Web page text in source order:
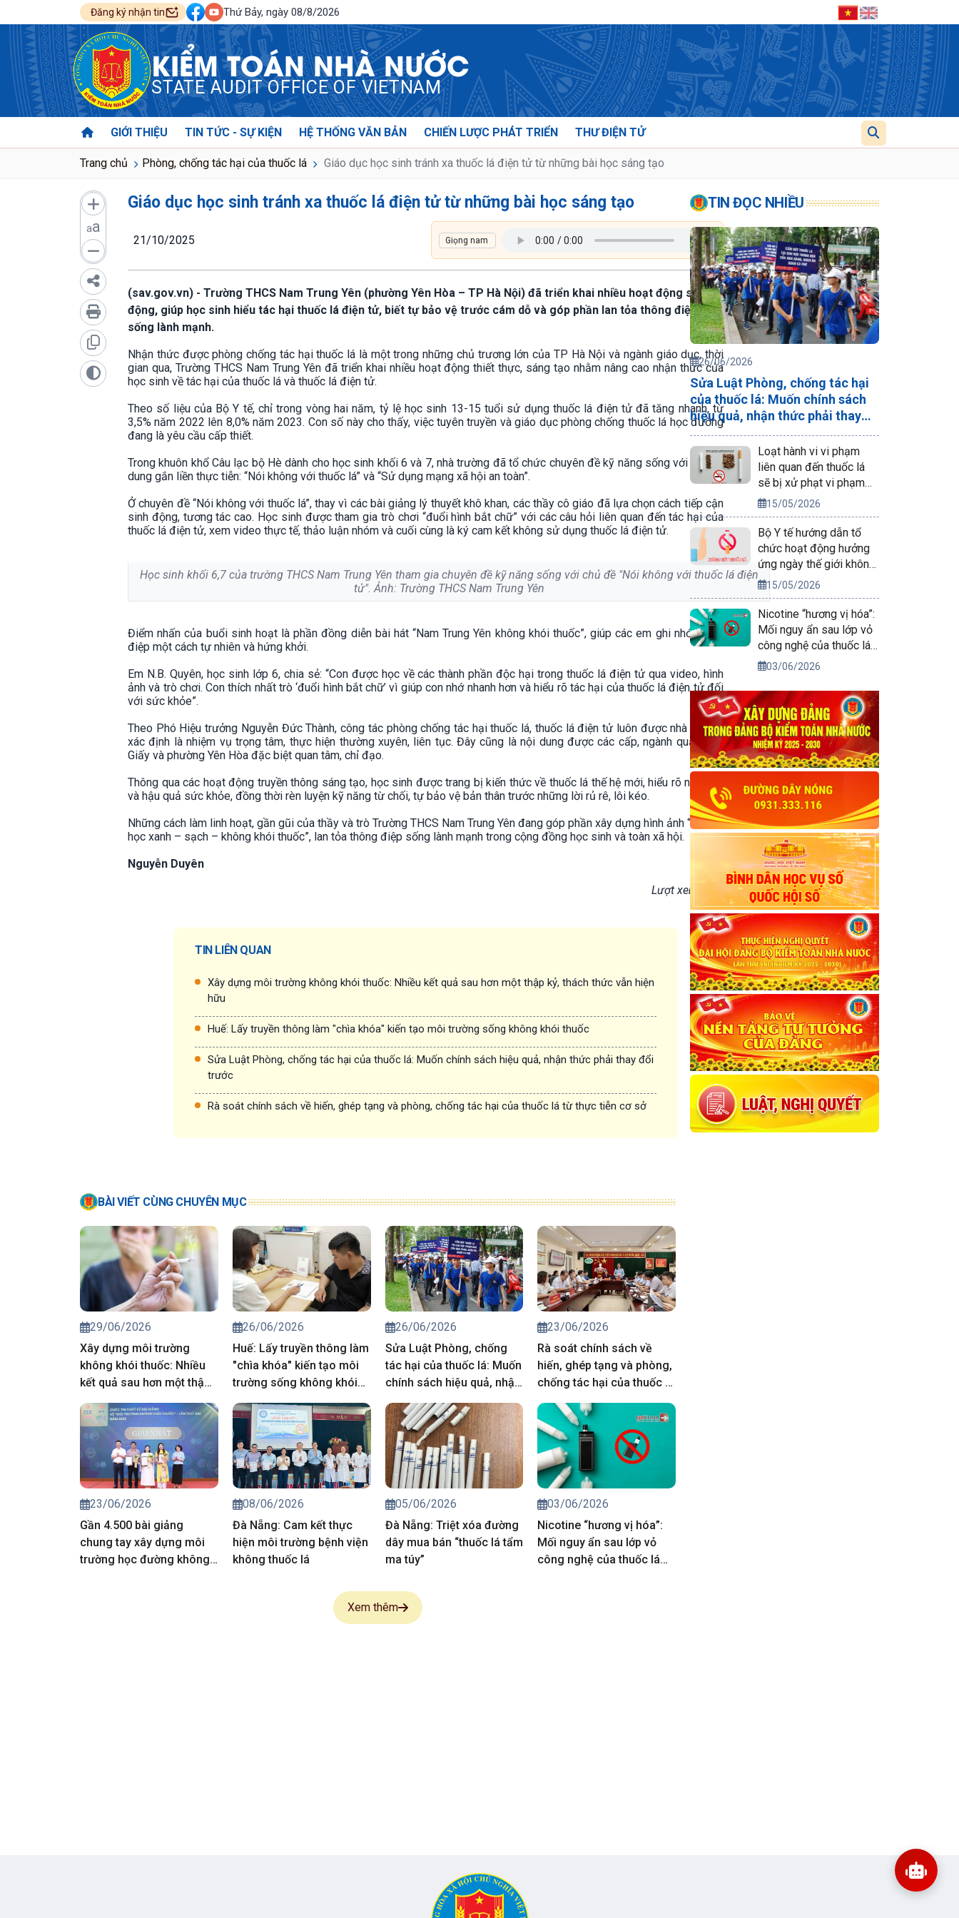
Đăng ký nhận tin Thứ Bảy, ngày 08/8/2026
KIỂM TOÁN NHÀ NƯỚC
STATE AUDIT OFFICE OF VIETNAM
GIỚI THIỆU TIN TỨC - SỰ KIỆN HỆ THỐNG VĂN BẢN CHIẾN LƯỢC PHÁT TRIỂN THƯ ĐIỆN TỬ
Trang chủ Phòng, chống tác hại của thuốc lá Giáo dục học sinh tránh xa thuốc lá điện tử từ những bài học sáng tạo
aa
Giáo dục học sinh tránh xa thuốc lá điện tử từ những bài học sáng tạo
21/10/2025
(sav.gov.vn) - Trường THCS Nam Trung Yên (phường Yên Hòa – TP Hà Nội) đã triển khai nhiều hoạt động sinh
động, giúp học sinh hiểu tác hại thuốc lá điện tử, biết tự bảo vệ trước cám dỗ và góp phần lan tỏa thông điệp
sống lành mạnh.
Nhận thức được phòng chống tác hại thuốc lá là một trong những chủ trương lớn của TP Hà Nội và ngành giáo dục, thời
gian qua, Trường THCS Nam Trung Yên đã triển khai nhiều hoạt động thiết thực, sáng tạo nhằm nâng cao nhận thức của
học sinh về tác hại của thuốc lá và thuốc lá điện tử.
Theo số liệu của Bộ Y tế, chỉ trong vòng hai năm, tỷ lệ học sinh 13-15 tuổi sử dụng thuốc lá điện tử đã tăng nhanh, từ
3,5% năm 2022 lên 8,0% năm 2023. Con số này cho thấy, việc tuyên truyền và giáo dục phòng chống thuốc lá học đường
đang là yêu cầu cấp thiết.
Trong khuôn khổ Câu lạc bộ Hè dành cho học sinh khối 6 và 7, nhà trường đã tổ chức chuyên đề kỹ năng sống với hai nội
dung gắn liền thực tiễn: “Nói không với thuốc lá” và “Sử dụng mạng xã hội an toàn”.
Ở chuyên đề “Nói không với thuốc lá”, thay vì các bài giảng lý thuyết khô khan, các thầy cô giáo đã lựa chọn cách tiếp cận
sinh động, tương tác cao. Học sinh được tham gia trò chơi “đuổi hình bắt chữ” với các câu hỏi liên quan đến tác hại của
thuốc lá điện tử, xem video thực tế, thảo luận nhóm và cuối cùng là ký cam kết không sử dụng thuốc lá điện tử.
Học sinh khối 6,7 của trường THCS Nam Trung Yên tham gia chuyên đề kỹ năng sống với chủ đề "Nói không với thuốc lá điện
tử". Ảnh: Trường THCS Nam Trung Yên
Điểm nhấn của buổi sinh hoạt là phần đồng diễn bài hát “Nam Trung Yên không khói thuốc”, giúp các em ghi nhớ thông
điệp một cách tự nhiên và hứng khởi.
Em N.B. Quyên, học sinh lớp 6, chia sẻ: “Con được học về các thành phần độc hại trong thuốc lá điện tử qua video, hình
ảnh và trò chơi. Con thích nhất trò ‘đuổi hình bắt chữ’ vì giúp con nhớ nhanh hơn và hiểu rõ tác hại của thuốc lá điện tử đối
với sức khỏe”.
Theo Phó Hiệu trưởng Nguyễn Đức Thành, công tác phòng chống tác hại thuốc lá, thuốc lá điện tử luôn được nhà trường
xác định là nhiệm vụ trọng tâm, thực hiện thường xuyên, liên tục. Đây cũng là nội dung được các cấp, ngành quận Cầu
Giấy và phường Yên Hòa đặc biệt quan tâm, chỉ đạo.
Thông qua các hoạt động truyền thông sáng tạo, học sinh được trang bị kiến thức về thuốc lá thế hệ mới, hiểu rõ nguy cơ
và hậu quả sức khỏe, đồng thời rèn luyện kỹ năng từ chối, tự bảo vệ bản thân trước những lời rủ rê, lôi kéo.
Những cách làm linh hoạt, gần gũi của thầy và trò Trường THCS Nam Trung Yên đang góp phần xây dựng hình ảnh “trường
học xanh – sạch – không khói thuốc”, lan tỏa thông điệp sống lành mạnh trong cộng đồng học sinh và toàn xã hội.
Nguyễn Duyên
Lượt xem: 178
TIN LIÊN QUAN
Xây dựng môi trường không khói thuốc: Nhiều kết quả sau hơn một thập kỷ, thách thức vẫn hiện
hữu
Huế: Lấy truyền thông làm "chìa khóa" kiến tạo môi trường sống không khói thuốc
Sửa Luật Phòng, chống tác hại của thuốc lá: Muốn chính sách hiệu quả, nhận thức phải thay đổi
trước
Rà soát chính sách về hiến, ghép tạng và phòng, chống tác hại của thuốc lá từ thực tiễn cơ sở
BÀI VIẾT CÙNG CHUYÊN MỤC
29/06/2026
Xây dựng môi trường
không khói thuốc: Nhiều
kết quả sau hơn một thập
kỷ, thách thức vẫn hiện
hữu
26/06/2026
Huế: Lấy truyền thông làm
"chìa khóa" kiến tạo môi
trường sống không khói
thuốc
26/06/2026
Sửa Luật Phòng, chống
tác hại của thuốc lá: Muốn
chính sách hiệu quả, nhận
thức phải thay đổi trước
23/06/2026
Rà soát chính sách về
hiến, ghép tạng và phòng,
chống tác hại của thuốc lá
từ thực tiễn cơ sở
23/06/2026
Gần 4.500 bài giảng
chung tay xây dựng môi
trường học đường không
08/06/2026
Đà Nẵng: Cam kết thực
hiện môi trường bệnh viện
không thuốc lá
05/06/2026
Đà Nẵng: Triệt xóa đường
dây mua bán “thuốc lá tẩm
ma túy”
03/06/2026
Nicotine “hương vị hóa”:
Mối nguy ẩn sau lớp vỏ
công nghệ của thuốc lá
Xem thêm
TIN ĐỌC NHIỀU
26/06/2026
Sửa Luật Phòng, chống tác hại
của thuốc lá: Muốn chính sách
hiệu quả, nhận thức phải thay
đổi trước
Loạt hành vi vi phạm
liên quan đến thuốc lá
sẽ bị xử phạt vi phạm
hành chính
15/05/2026
Bộ Y tế hướng dẫn tổ
chức hoạt động hưởng
ứng ngày thế giới không
thuốc lá 31/5/2026
15/05/2026
Nicotine “hương vị hóa”:
Mối nguy ẩn sau lớp vỏ
công nghệ của thuốc lá
điện tử
03/06/2026